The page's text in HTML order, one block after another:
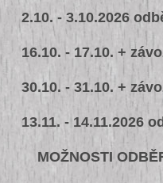
2.10. - 3.10.2026
16.10. - 17.10. +
30.10. - 31.10. +
13.11. - 14.11.2026
MOŽNOSTI